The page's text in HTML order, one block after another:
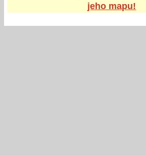
jeho mapu!